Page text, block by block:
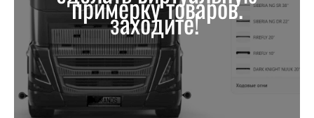
примерку товаров.
заходите!